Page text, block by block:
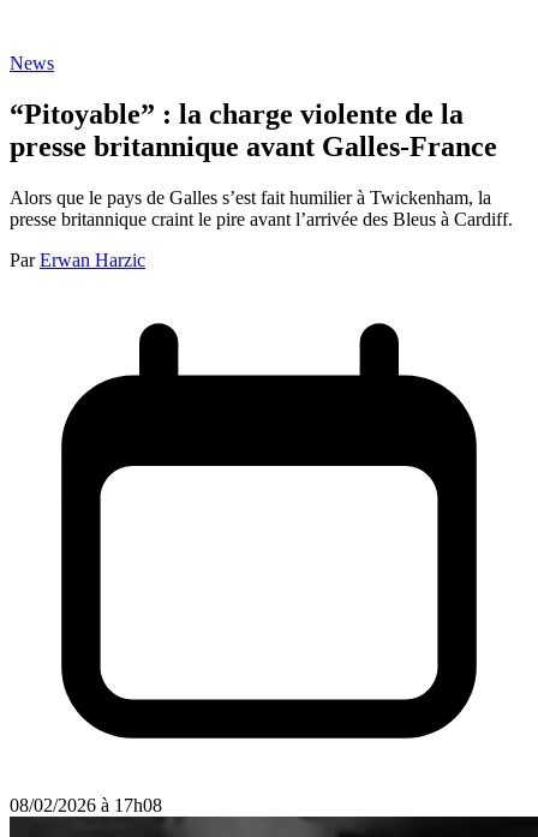
News
“Pitoyable” : la charge violente de la
presse britannique avant Galles-France
Alors que le pays de Galles s’est fait humilier à Twickenham, la
presse britannique craint le pire avant l’arrivée des Bleus à Cardiff.
Par Erwan Harzic
08/02/2026 à 17h08